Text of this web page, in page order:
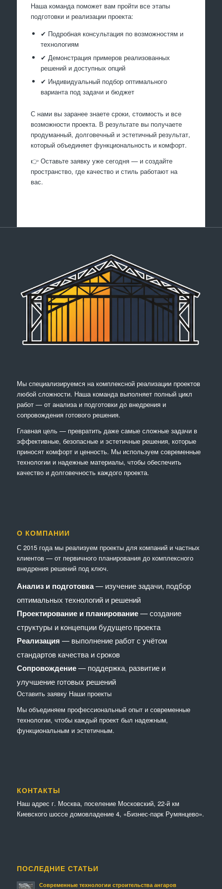
Наша команда поможет вам пройти все этапы
подготовки и реализации проекта:
✔ Подробная консультация по возможностям и
технологиям
✔ Демонстрация примеров реализованных
решений и доступных опций
✔ Индивидуальный подбор оптимального
варианта под задачи и бюджет
С нами вы заранее знаете сроки, стоимость и все
возможности проекта. В результате вы получаете
продуманный, долговечный и эстетичный результат,
который объединяет функциональность и комфорт.
👉 Оставьте заявку уже сегодня — и создайте
пространство, где качество и стиль работают на
вас.
Мы специализируемся на комплексной реализации проектов
любой сложности. Наша команда выполняет полный цикл
работ — от анализа и подготовки до внедрения и
сопровождения готового решения.
Главная цель — превратить даже самые сложные задачи в
эффективные, безопасные и эстетичные решения, которые
приносят комфорт и ценность. Мы используем современные
технологии и надежные материалы, чтобы обеспечить
качество и долговечность каждого проекта.
О КОМПАНИИ
С 2015 года мы реализуем проекты для компаний и частных
клиентов — от первичного планирования до комплексного
внедрения решений под ключ.
Анализ и подготовка— изучение задачи, подбор
оптимальных технологий и решений
Проектирование и планирование— создание
структуры и концепции будущего проекта
Реализация — выполнение работ с учётом
стандартов качества и сроков
Сопровождение— поддержка, развитие и
улучшение готовых решений
Оставить заявку Наши проекты
Мы объединяем профессиональный опыт и современные
технологии, чтобы каждый проект был надежным,
функциональным и эстетичным.
КОНТАКТЫ
Наш адрес г. Москва, поселение Московский, 22-й км
Киевского шоссе домовладение 4, «Бизнес-парк Румянцево».
ПОСЛЕДНИЕ СТАТЬИ
Современные технологии строительства ангаров